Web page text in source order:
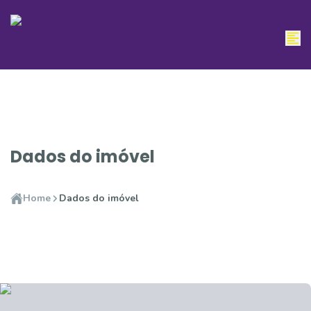
Dados do imóvel
Home Dados do imóvel